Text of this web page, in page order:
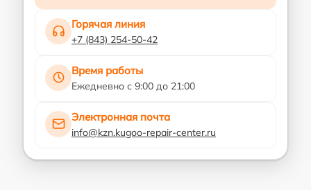
Горячая линия
+7 (843) 254-50-42
Время работы
Ежедневно с 9:00 до 21:00
Электронная почта
info@kzn.kugoo-repair-center.ru